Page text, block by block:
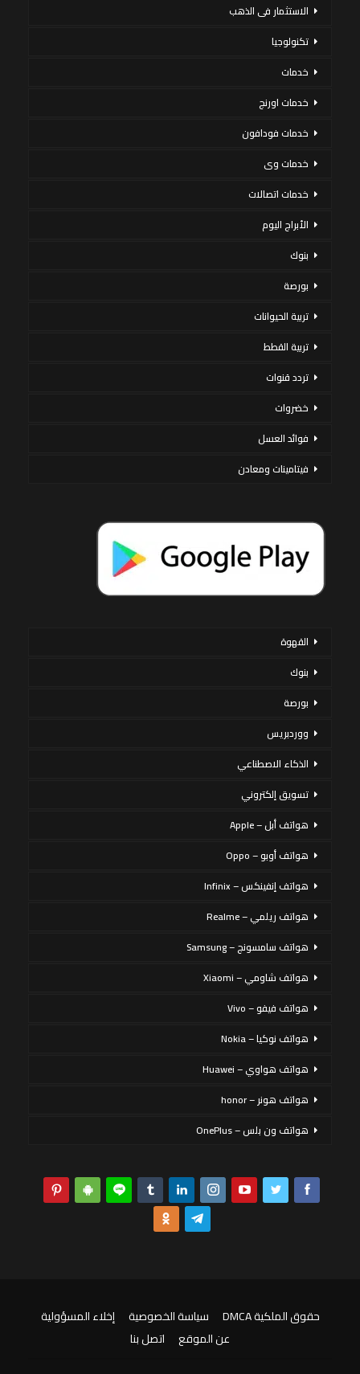
الاستثمار فى الذهب
تكنولوجيا
خدمات
خدمات اورنج
خدمات فودافون
خدمات وى
خدمات اتصالات
الأبراج اليوم
بنوك
بورصة
تربية الحيوانات
تربية القطط
تردد قنوات
خضروات
فوائد العسل
فيتامينات ومعادن
القهوة
بنوك
بورصة
ووردبريس
الذكاء الاصطناعي
تسويق إلكتروني
هواتف أبل – Apple
هواتف أوبو – Oppo
هواتف إنفينكس – Infinix
هواتف ريلمي – Realme
هواتف سامسونج – Samsung
هواتف شاومي – Xiaomi
هواتف فيفو – Vivo
هواتف نوكيا – Nokia
هواتف هواوي – Huawei
هواتف هونر – honor
هواتف ون بلس – OnePlus
حقوق الملكية DMCA سياسة الخصوصية
إخلاء المسؤولية
عن الموقع
اتصل بنا